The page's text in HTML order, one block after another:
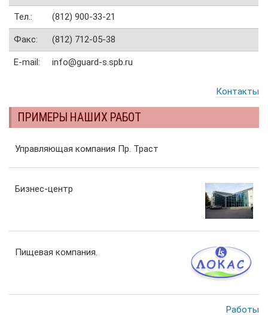
Тел.: (812) 900-33-21
Факс: (812) 712-05-38
E-mail: info@guard-s.spb.ru
Контакты
ПРИМЕРЫ НАШИХ РАБОТ
Управляющая компания Пр. Траст
Бизнес-центр
Пищевая компания.
Работы